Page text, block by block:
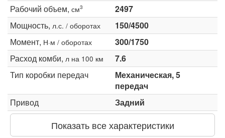
Рабочий объем, см3
2497
Мощность, л.с. / оборотах
150/4500
Момент, Н·м / оборотах
300/1750
Расход комби, л на 100 км
7.6
Тип коробки передач
Механическая, 5
передач
Привод
Задний
Показать все характеристики